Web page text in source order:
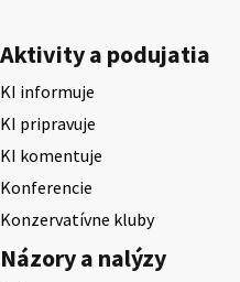
Aktivity a podujatia
KI informuje
KI pripravuje
KI komentuje
Konferencie
Konzervatívne kluby
Názory a nalýzy